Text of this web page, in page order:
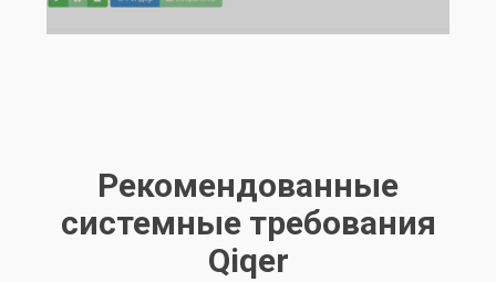
Рекомендованные
системные требования
Qiqer